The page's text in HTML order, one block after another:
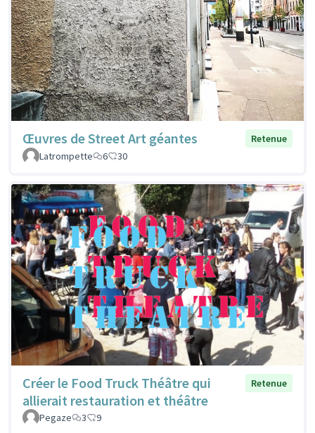
Œuvres de Street Art géantes
Retenue
Latrompette
6 30
Créer le Food Truck Théâtre qui
allierait restauration et théâtre
Retenue
Pegaze 3 9